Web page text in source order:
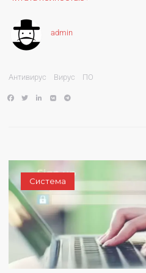
admin
Антивирус Вирус ПО
Система